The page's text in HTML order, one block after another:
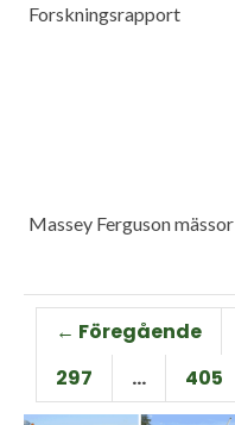
Forskningsrapport
Massey Ferguson mässor
← Föregående
297
… 405